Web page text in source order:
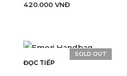
420.000 VNĐ
ĐỌC TIẾP
SOLD OUT